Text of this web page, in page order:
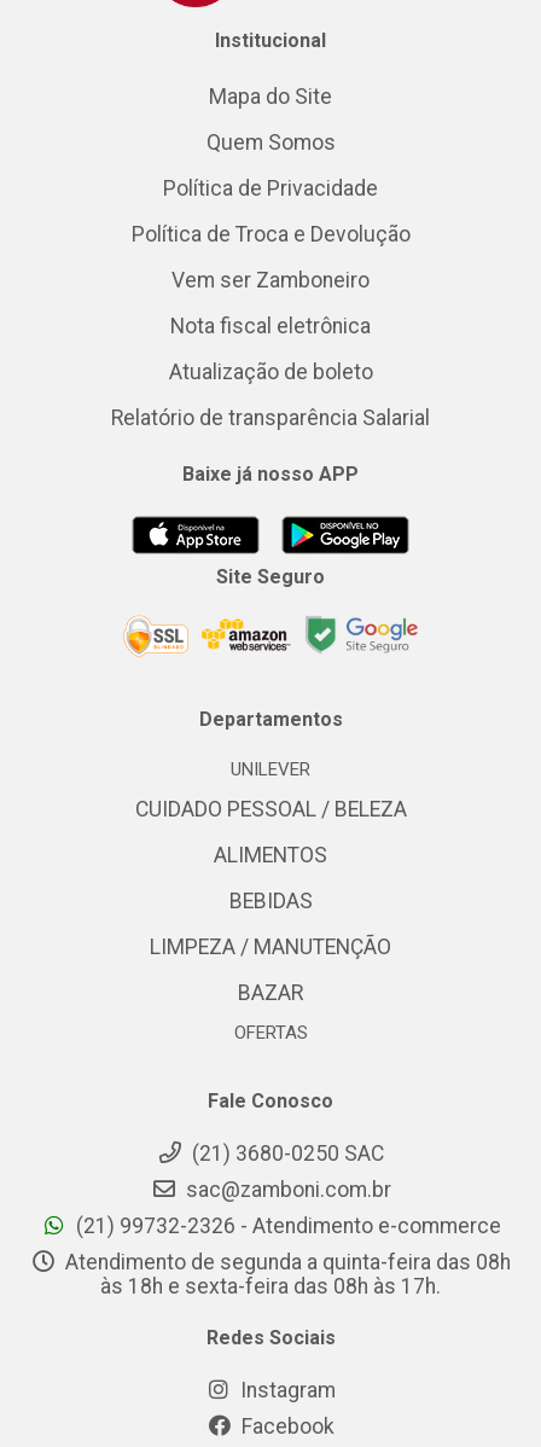
Institucional
Mapa do Site
Quem Somos
Política de Privacidade
Política de Troca e Devolução
Vem ser Zamboneiro
Nota fiscal eletrônica
Atualização de boleto
Relatório de transparência Salarial
Baixe já nosso APP
Site Seguro
Departamentos
UNILEVER
CUIDADO PESSOAL / BELEZA
ALIMENTOS
BEBIDAS
LIMPEZA / MANUTENÇÃO
BAZAR
OFERTAS
Fale Conosco
(21) 3680-0250 SAC
sac@zamboni.com.br
(21) 99732-2326 - Atendimento e-commerce
Atendimento de segunda a quinta-feira das 08h
às 18h e sexta-feira das 08h às 17h.
Redes Sociais
Instagram
Facebook